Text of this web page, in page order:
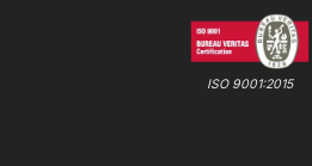
ISO 9001:2015